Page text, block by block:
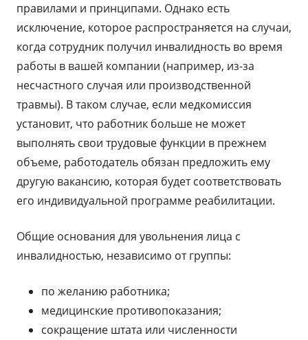
правилами и принципами. Однако есть
исключение, которое распространяется на случаи,
когда сотрудник получил инвалидность во время
работы в вашей компании (например, из-за
несчастного случая или производственной
травмы). В таком случае, если медкомиссия
установит, что работник больше не может
выполнять свои трудовые функции в прежнем
объеме, работодатель обязан предложить ему
другую вакансию, которая будет соответствовать
его индивидуальной программе реабилитации.
Общие основания для увольнения лица с
инвалидностью, независимо от группы:
по желанию работника;
медицинские противопоказания;
сокращение штата или численности